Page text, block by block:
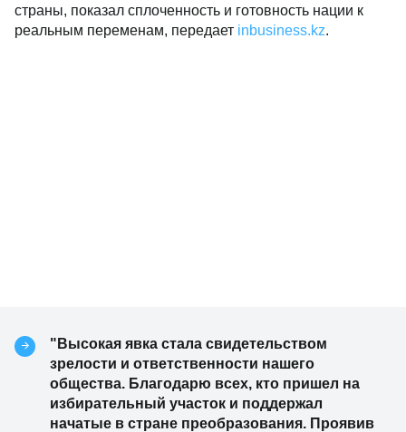
страны, показал сплоченность и готовность нации к
реальным переменам, передает inbusiness.kz.
"Высокая явка стала свидетельством
зрелости и ответственности нашего
общества. Благодарю всех, кто пришел на
избирательный участок и поддержал
начатые в стране преобразования. Проявив